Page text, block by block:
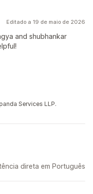
Editado a 19 de maio de 2026
and shubhankar
Services LLP.
direta em Português